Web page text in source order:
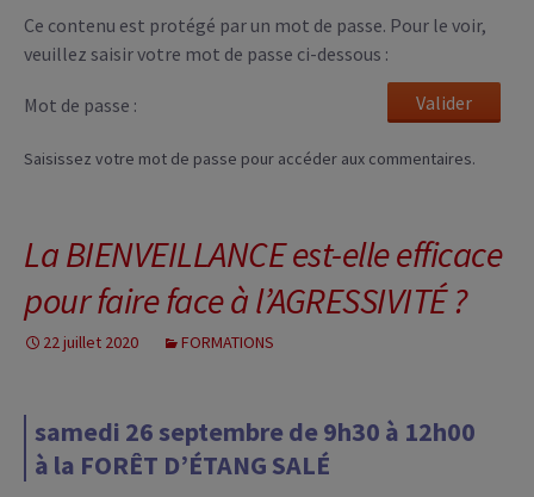
Ce contenu est protégé par un mot de passe. Pour le voir,
veuillez saisir votre mot de passe ci-dessous :
Mot de passe :
Saisissez votre mot de passe pour accéder aux commentaires.
La BIENVEILLANCE est-elle efficace
pour faire face à l’AGRESSIVITÉ ?
22 juillet 2020 FORMATIONS
samedi 26 septembre de 9h30 à 12h00
à la FORÊT D’ÉTANG SALÉ